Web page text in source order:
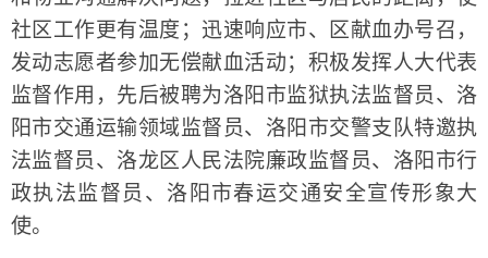
社区工作更有温度；迅速响应市、区献血办号召，
发动志愿者参加无偿献血活动；积极发挥人大代表
监督作用，先后被聘为洛阳市监狱执法监督员、洛
阳市交通运输领域监督员、洛阳市交警支队特邀执
法监督员、洛龙区人民法院廉政监督员、洛阳市行
政执法监督员、洛阳市春运交通安全宣传形象大
使。